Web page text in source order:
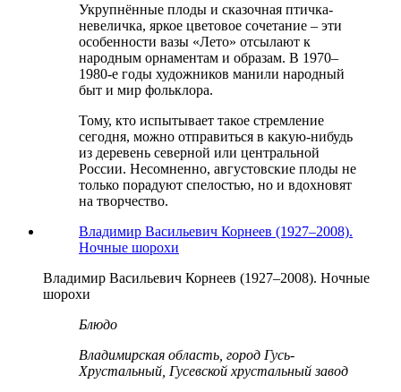
Укрупнённые плоды и сказочная птичка-
невеличка, яркое цветовое сочетание – эти
особенности вазы «Лето» отсылают к
народным орнаментам и образам. В 1970–
1980-е годы художников манили народный
быт и мир фольклора.
Тому, кто испытывает такое стремление
сегодня, можно отправиться в какую-нибудь
из деревень северной или центральной
России. Несомненно, августовские плоды не
только порадуют спелостью, но и вдохновят
на творчество.
Владимир Васильевич Корнеев (1927–2008).
Ночные шорохи
Владимир Васильевич Корнеев (1927–2008). Ночные
шорохи
Блюдо
Владимирская область, город Гусь-
Хрустальный, Гусевской хрустальный завод